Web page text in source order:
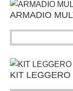
ARMADIO
KIT LEGGERO